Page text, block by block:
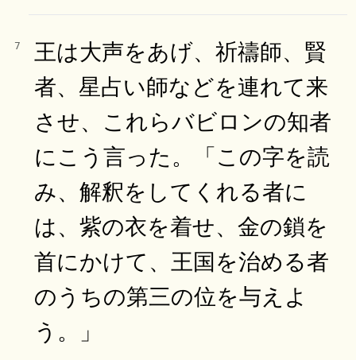
7
王は大声をあげ、祈禱師、賢
者、星占い師などを連れて来
させ、これらバビロンの知者
にこう言った。「この字を読
み、解釈をしてくれる者に
は、紫の衣を着せ、金の鎖を
首にかけて、王国を治める者
のうちの第三の位を与えよ
う。」